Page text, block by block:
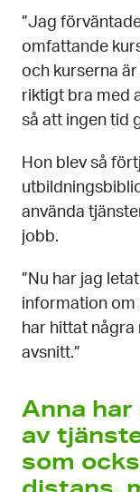
”Jag
omfattande
och kurserna
riktigt bra med
så att ingen tid
Hon blev så
använda
jobb.
”Nu har jag
information om
har hittat några
avsnitt.”
Anna
av
som